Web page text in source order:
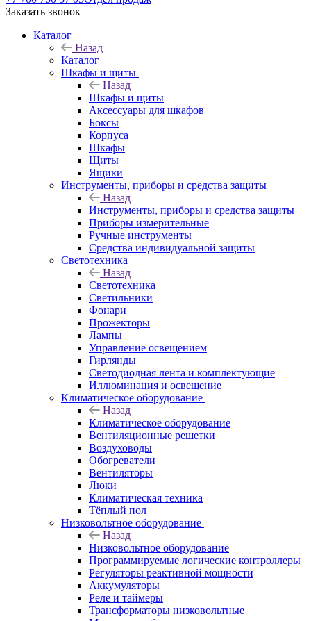
Заказать звонок
Каталог
Назад
Каталог
Шкафы и щиты
Назад
Шкафы и щиты
Аксессуары для шкафов
Боксы
Корпуса
Шкафы
Щиты
Ящики
Инструменты, приборы и средства защиты
Назад
Инструменты, приборы и средства защиты
Приборы измерительные
Ручные инструменты
Средства индивидуальной защиты
Светотехника
Назад
Светотехника
Светильники
Фонари
Прожекторы
Лампы
Управление освещением
Гирлянды
Светодиодная лента и комплектующие
Иллюминация и освещение
Климатическое оборудование
Назад
Климатическое оборудование
Вентиляционные решетки
Воздуховоды
Обогреватели
Вентиляторы
Люки
Климатическая техника
Тёплый пол
Низковольтное оборудование
Назад
Низковольтное оборудование
Программируемые логические контроллеры
Регуляторы реактивной мощности
Аккумуляторы
Реле и таймеры
Трансформаторы низковольтные